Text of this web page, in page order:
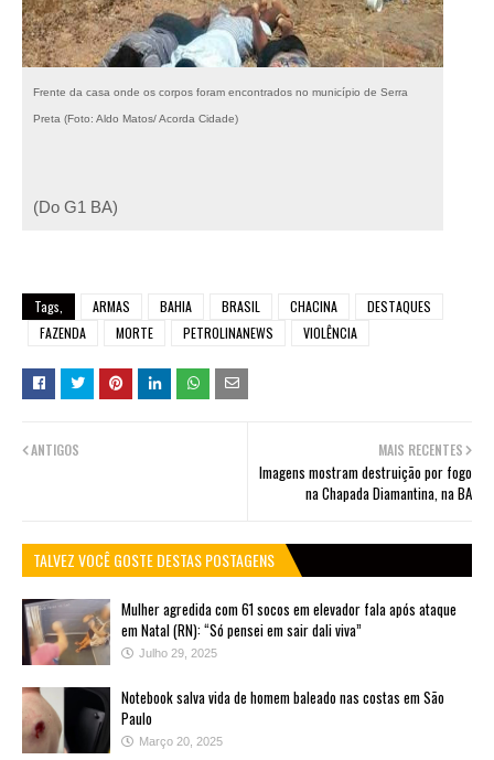
Frente da casa onde os corpos foram encontrados no município de Serra
Preta (Foto: Aldo Matos/ Acorda Cidade)
(Do G1 BA)
Tags, ARMAS BAHIA BRASIL CHACINA
DESTAQUES
FAZENDA
MORTE PETROLINANEWS VIOLÊNCIA
MAIS RECENTES
Imagens mostram destruição por fogo
na Chapada Diamantina, na BA
ANTIGOS
TALVEZ VOCÊ GOSTE DESTAS POSTAGENS
Mulher agredida com 61 socos em elevador fala após ataque
em Natal (RN): “Só pensei em sair dali viva”
Julho 29, 2025
Notebook salva vida de homem baleado nas costas em São
Paulo
Março 20, 2025